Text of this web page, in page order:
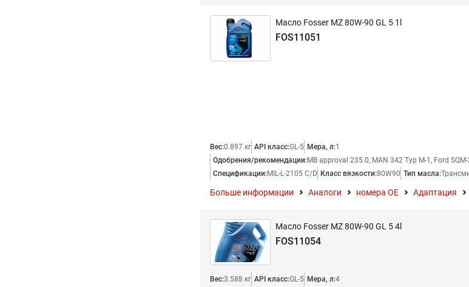
Масло Fosser MZ 80W-90 GL 5 1l
FOS11051
Вес:0.897 кг API класс:GL-5 Мера, л:1
Одобрения/рекомендации:MB approval 235.0, MAN 342 Typ M-1, Ford
Спецификации:MIL-L-2105 C/D Класс вязкости:80W90 Тип масла:
Больше информации Аналоги номера ОЕ Адаптация
Масло Fosser MZ 80W-90 GL 5 4l
FOS11054
Вес:3.588 кг API класс:GL-5 Мера, л:4